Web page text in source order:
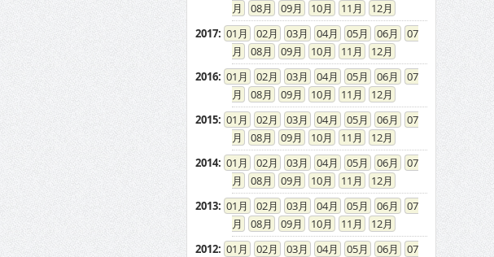
08
09 10 11
12
2017: 01 02 03 04 05 06
07
08
09 10 11
12
2016: 01 02 03 04 05 06
07
08
09 10 11
12
2015: 01 02 03 04 05 06
07
08
09 10 11
12
2014: 01 02 03 04 05 06
07
08
09 10 11
12
2013: 01 02 03 04 05 06
07
08
09 10 11
12
2012: 01 02 03 04 05 06
07